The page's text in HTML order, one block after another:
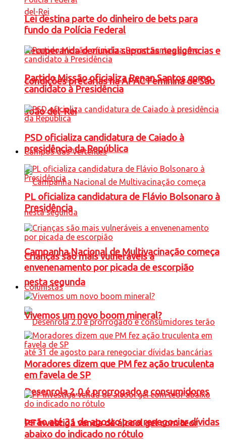
Recuperanda denuncia supostas negligências e
condições precárias na APAC Feminina de São
João del-Rei
Campos das Vertentes
Campanha Nacional de Multivacinação começa
nesta segunda
Desenrola 2.0 é prorrogado e consumidores
terão até 31 de agosto para renegociar dívidas
Lei destina parte do dinheiro de bets para
fundo da Polícia Federal
Partido Missão oficializa Renan Santos como
candidato à Presidência
PSD oficializa candidatura de Caiado à
presidência da República
PL oficializa candidatura de Flávio Bolsonaro à
Presidência
Crianças são mais vulneráveis a
envenenamento por picada de escorpião
Colunistas
Vivemos um novo boom mineral?
Moradores dizem que PM fez ação truculenta
em favela de SP
PF investiga venda de álcool gel com teor
abaixo do indicado no rótulo